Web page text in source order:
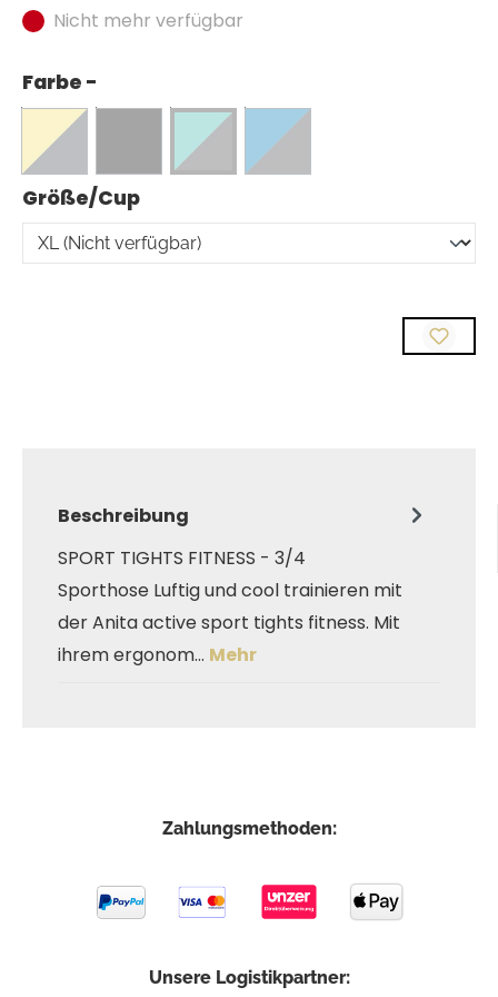
Nicht mehr verfügbar
Farbe -
Größe/Cupauswählen
Beschreibung
SPORT TIGHTS FITNESS - 3/4
Sporthose Luftig und cool trainieren mit
der Anita active sport tights fitness. Mit
ihrem ergonom… Mehr
Zahlungsmethoden:
Unsere Logistikpartner: